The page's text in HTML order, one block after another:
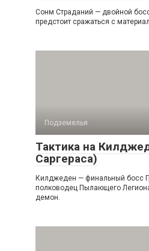
Сонм Страданий — двойной
предстоит сражаться с
Подземелья
Тактика на
Саргераса)
Килджеден — финальный босс
полководец Пылающего
демон.